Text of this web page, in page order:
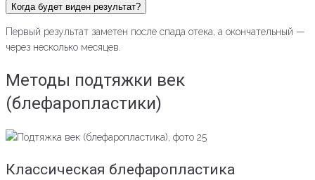
Когда будет виден результат?
Первый результат заметен после спада отека, а окончательный —
через несколько месяцев.
Методы подтяжки век
(блефаропластики)
Классическая блефаропластика